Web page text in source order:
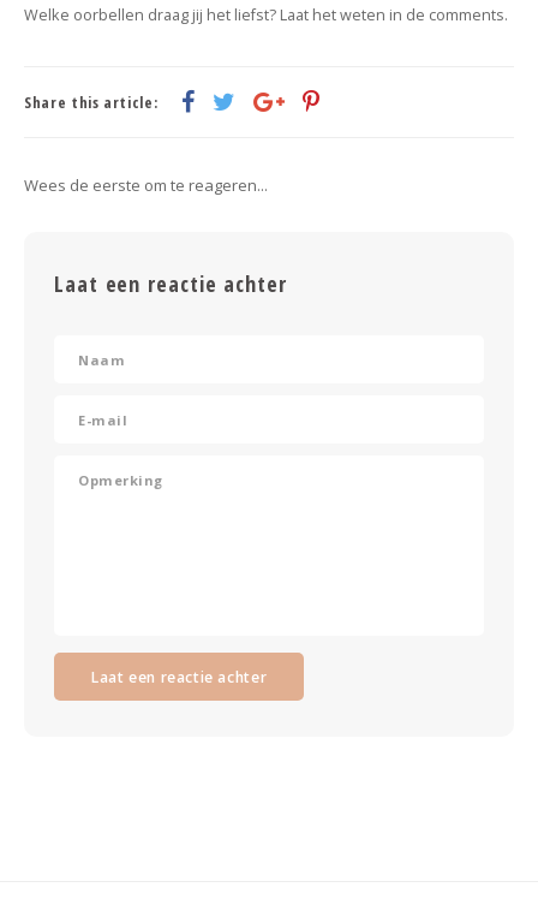
Welke oorbellen draag jij het liefst? Laat het weten in de comments.
Share this article:
Wees de eerste om te reageren...
Laat een reactie achter
Laat een reactie achter